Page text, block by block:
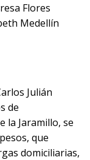
Flores
Medellín
Julián
de
la Jaramillo, se
que
domiciliarias,